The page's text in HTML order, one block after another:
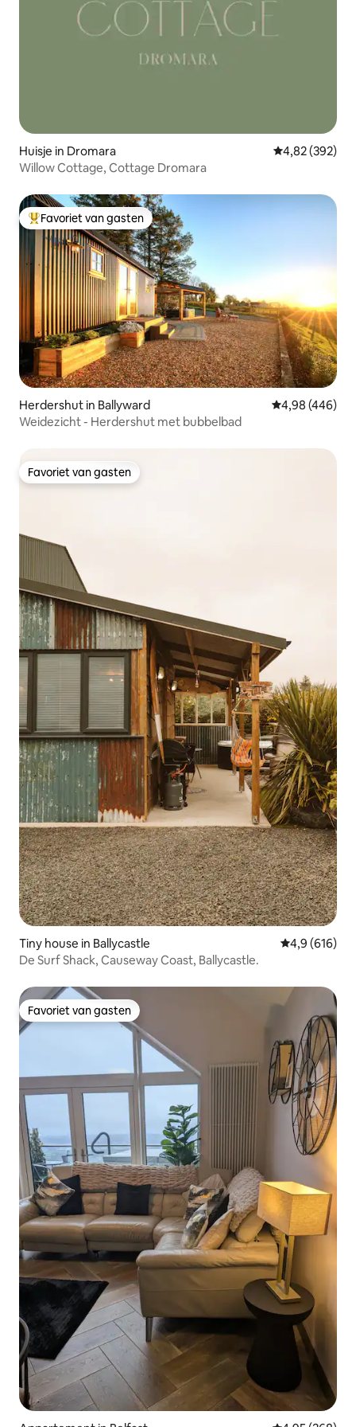
Huisje in Dromara Gemiddelde
4,82 (392)
Willow Cottage, Cottage Dromara
Topfavoriet van gasten
Favoriet van gasten
Herdershut in Ballyward Gemiddelde
4,98 (446)
Weidezicht - Herdershut met bubbelbad
Favoriet van gasten
Favoriet van gasten
Tiny house in Ballycastle Gemiddelde
4,9 (616)
De Surf Shack, Causeway Coast, Ballycastle.
Favoriet van gasten
Favoriet van gasten